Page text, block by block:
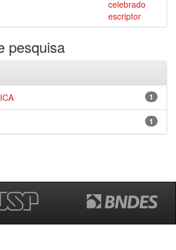
celebrado
escriptor
pesquisa
1
1